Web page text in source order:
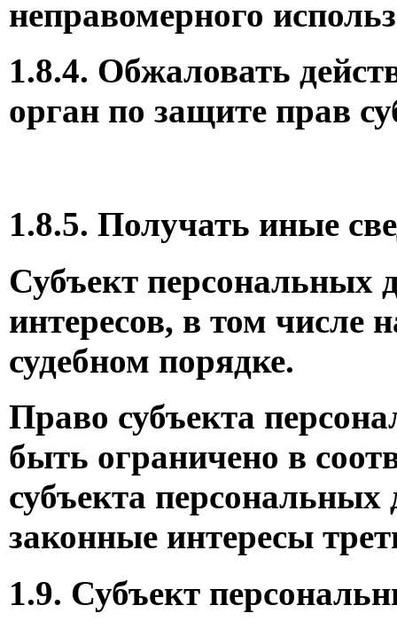
неправомерного
1.8.4. Обжаловать
орган по защите прав
1.8.5. Получать иные
Субъект персональных
интересов, в том числе
судебном порядке.
Право субъекта
быть ограничено в
субъекта
законные интересы
1.9. Субъект